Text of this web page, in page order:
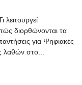
διορθώνονται τα
για Ψηφιακές
λαθών στο...